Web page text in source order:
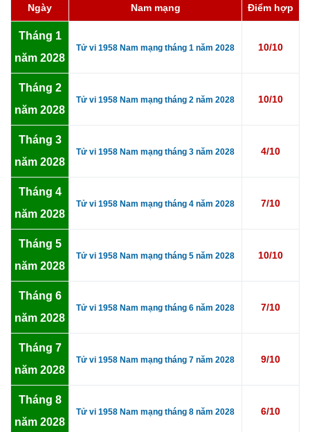
Ngày Nam mạng Điểm hợp
Tháng 1
năm 2028
Tử vi 1958 Nam mạng tháng 1 năm 2028 10/10
Tháng 2
năm 2028
Tử vi 1958 Nam mạng tháng 2 năm 2028 10/10
Tháng 3
năm 2028
Tử vi 1958 Nam mạng tháng 3 năm 2028 4/10
Tháng 4
năm 2028
Tử vi 1958 Nam mạng tháng 4 năm 2028 7/10
Tháng 5
năm 2028
Tử vi 1958 Nam mạng tháng 5 năm 2028 10/10
Tháng 6
năm 2028
Tử vi 1958 Nam mạng tháng 6 năm 2028 7/10
Tháng 7
năm 2028
Tử vi 1958 Nam mạng tháng 7 năm 2028 9/10
Tháng 8
năm 2028
Tử vi 1958 Nam mạng tháng 8 năm 2028 6/10